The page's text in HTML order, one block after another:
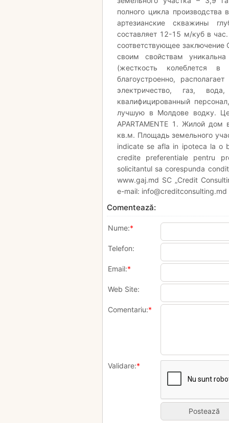
полного цикла
артезианские скважины
составляет 12-15 м/куб в
соответствующее заключение
своим свойствам
(жесткость колеблется в
благоустроенно,
электричество, газ,
квалифицированный
лучшую в Молдове водку.
APARTAMENTE 1. Жилой
кв.м. Площадь земельного
indicate se afla in ipoteca la o
credite preferentiale pentru
solicitantul sa corespunda
www.gaj.md SC „Credit
e-mail: info@creditconsulting.md
Comentează:
Nume:*
Telefon:
Email:*
Web Site:
Comentariu:*
Validare:*